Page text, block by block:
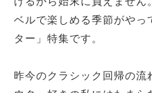
ベルで楽しめる季節がやっ
ター」特集です。
昨今のクラシック回帰の流